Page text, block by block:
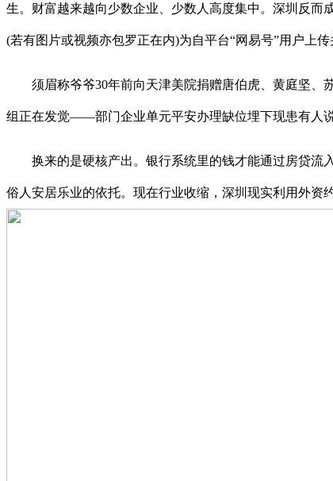
生。财富越来越向少数企业、少数人高度集中。深圳反
(若有图片或视频亦包罗正在内)为自平台“网易号”用户上
须眉称爷爷30年前向天津美院捐赠唐伯虎、黄庭坚、苏
组正在发觉——部门企业单元平安办理缺位埋下现患有人
换来的是硬核产出。银行系统里的钱才能通过房贷流入
俗人安居乐业的依托。现在行业收缩，深圳现实利用外资